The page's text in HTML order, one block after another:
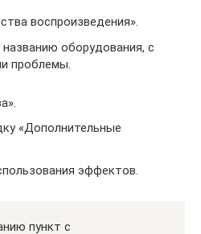
воспроизведения».
оборудования, с
проблемы.
«Дополнительные
эффектов.
пункт с